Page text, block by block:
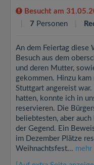
Besucht am
7 Personen
An dem Feiertag diese
Besuch aus dem
und deren Mutter,
gekommen. Hinzu
Stuttgart angereist
hatten, konnte ich in
reservieren. Die
beliebtesten, aber
der Gegend. Ein
im Dezember Plätze
Weihnachtsfest... mehr